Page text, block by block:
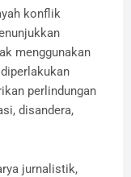
konflik
menggunakan
perlindungan
disandera,
jurnalistik,